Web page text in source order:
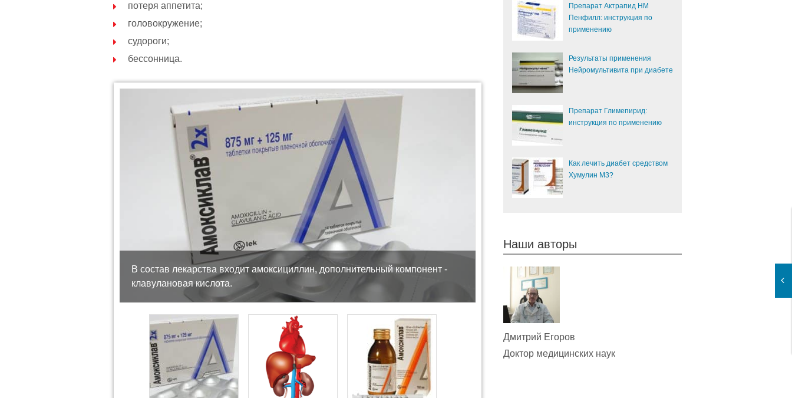
потеря аппетита;
головокружение;
судороги;
бессонница.
В состав лекарства входит амоксициллин, дополнительный компонент -
клавулановая кислота.
Препарат Актрапид НМ
Пенфилл: инструкция по
применению
Результаты применения
Нейромультивита при диабете
Препарат Глимепирид:
инструкция по применению
Как лечить диабет средством
Хумулин М3?
Наши авторы
Дмитрий Егоров
Доктор медицинских наук